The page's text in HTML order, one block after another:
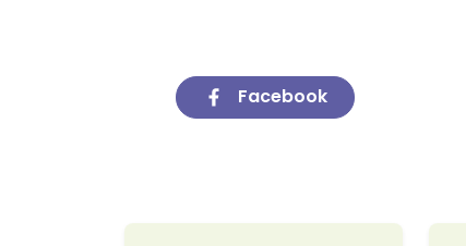
Facebook